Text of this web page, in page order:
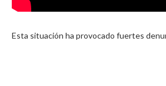
Esta situación ha provocado fuertes